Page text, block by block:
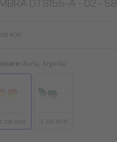
DTS155-A - 02 - 58
RON
Auriu, Argintiu
228 RON 3 228 RON